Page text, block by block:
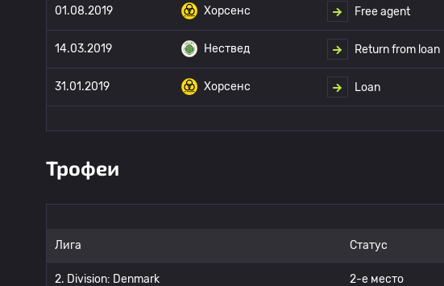
01.08.2019 Хорсенс Free agent
14.03.2019 Нествед Return from loan
31.01.2019 Хорсенс Loan
Трофеи
Лига Статус
2. Division: Denmark 2-е место